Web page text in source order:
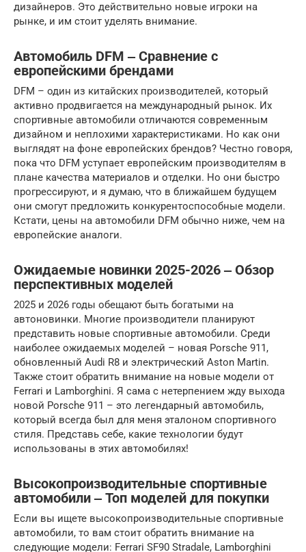
дизайнеров. Это действительно новые игроки на
рынке, и им стоит уделять внимание.
Автомобиль DFM ‒ Сравнение с
европейскими брендами
DFM – один из китайских производителей, который
активно продвигается на международный рынок. Их
спортивные автомобили отличаются современным
дизайном и неплохими характеристиками. Но как они
выглядят на фоне европейских брендов? Честно говоря,
пока что DFM уступает европейским производителям в
плане качества материалов и отделки. Но они быстро
прогрессируют, и я думаю, что в ближайшем будущем
они смогут предложить конкурентоспособные модели.
Кстати, цены на автомобили DFM обычно ниже, чем на
европейские аналоги.
Ожидаемые новинки 2025-2026 ‒ Обзор
перспективных моделей
2025 и 2026 годы обещают быть богатыми на
автоновинки. Многие производители планируют
представить новые спортивные автомобили. Среди
наиболее ожидаемых моделей – новая Porsche 911,
обновленный Audi R8 и электрический Aston Martin.
Также стоит обратить внимание на новые модели от
Ferrari и Lamborghini. Я сама с нетерпением жду выхода
новой Porsche 911 – это легендарный автомобиль,
который всегда был для меня эталоном спортивного
стиля. Представь себе, какие технологии будут
использованы в этих автомобилях!
Высокопроизводительные спортивные
автомобили ‒ Топ моделей для покупки
Если вы ищете высокопроизводительные спортивные
автомобили, то вам стоит обратить внимание на
следующие модели: Ferrari SF90 Stradale, Lamborghini